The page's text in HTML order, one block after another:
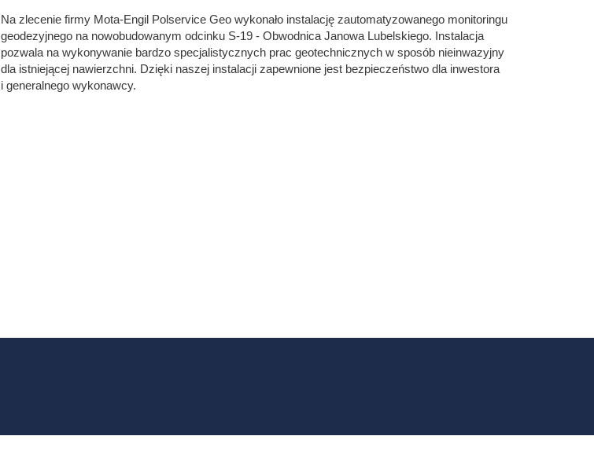
Na zlecenie firmy Mota-Engil Polservice Geo wykonało instalację zautomatyzowanego monitoringu
geodezyjnego na nowobudowanym odcinku S-19 - Obwodnica Janowa Lubelskiego. Instalacja
pozwala na wykonywanie bardzo specjalistycznych prac geotechnicznych w sposób nieinwazyjny
dla istniejącej nawierzchni. Dzięki naszej instalacji zapewnione jest bezpieczeństwo dla inwestora
i generalnego wykonawcy.